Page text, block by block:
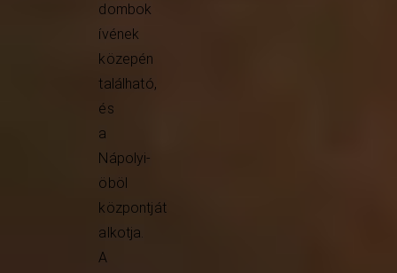
dombok
ívének
közepén
található,
és
a
Nápolyi-
öböl
központját
alkotja.
A